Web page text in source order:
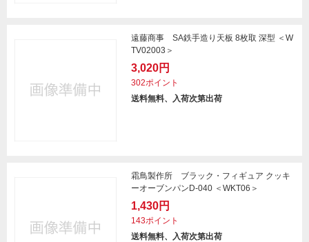
遠藤商事 SA鉄手造り天板 8枚取 深型 ＜W
TV02003＞
3,020円
302ポイント
送料無料、入荷次第出荷
霜鳥製作所 ブラック・フィギュア クッキ
ーオーブンパンD-040 ＜WKT06＞
1,430円
143ポイント
送料無料、入荷次第出荷